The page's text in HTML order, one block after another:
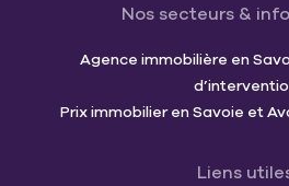
Nos secteurs &
Agence immobilière en
Prix immobilier en Savoie et
Liens